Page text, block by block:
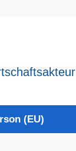
(EU)